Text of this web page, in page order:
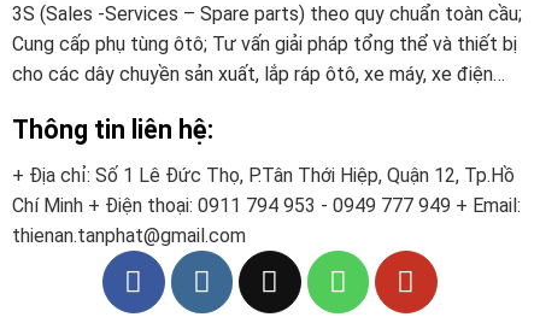
3S (Sales -Services – Spare parts) theo quy chuẩn toàn cầu;
Cung cấp phụ tùng ôtô; Tư vấn giải pháp tổng thể và thiết bị
cho các dây chuyền sản xuất, lắp ráp ôtô, xe máy, xe điện…
Thông tin liên hệ:
+ Địa chỉ: Số 1 Lê Đức Thọ, P.Tân Thới Hiệp, Quận 12, Tp.Hồ
Chí Minh + Điện thoại: 0911 794 953 - 0949 777 949 + Email:
thienan.tanphat@gmail.com